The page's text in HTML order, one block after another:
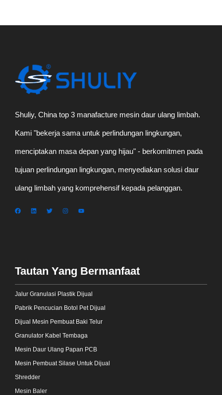
Shuliy, China top 3 manafacture mesin daur ulang limbah.
Kami "bekerja sama untuk perlindungan lingkungan,
menciptakan masa depan yang hijau" - berkomitmen pada
tujuan perlindungan lingkungan, menyediakan solusi daur
ulang limbah yang komprehensif kepada pelanggan.
Tautan Yang Bermanfaat
Jalur Granulasi Plastik Dijual
Pabrik Pencucian Botol Pet Dijual
Dijual Mesin Pembuat Baki Telur
Granulator Kabel Tembaga
Mesin Daur Ulang Papan PCB
Mesin Pembuat Silase Untuk Dijual
Shredder
Mesin Baler